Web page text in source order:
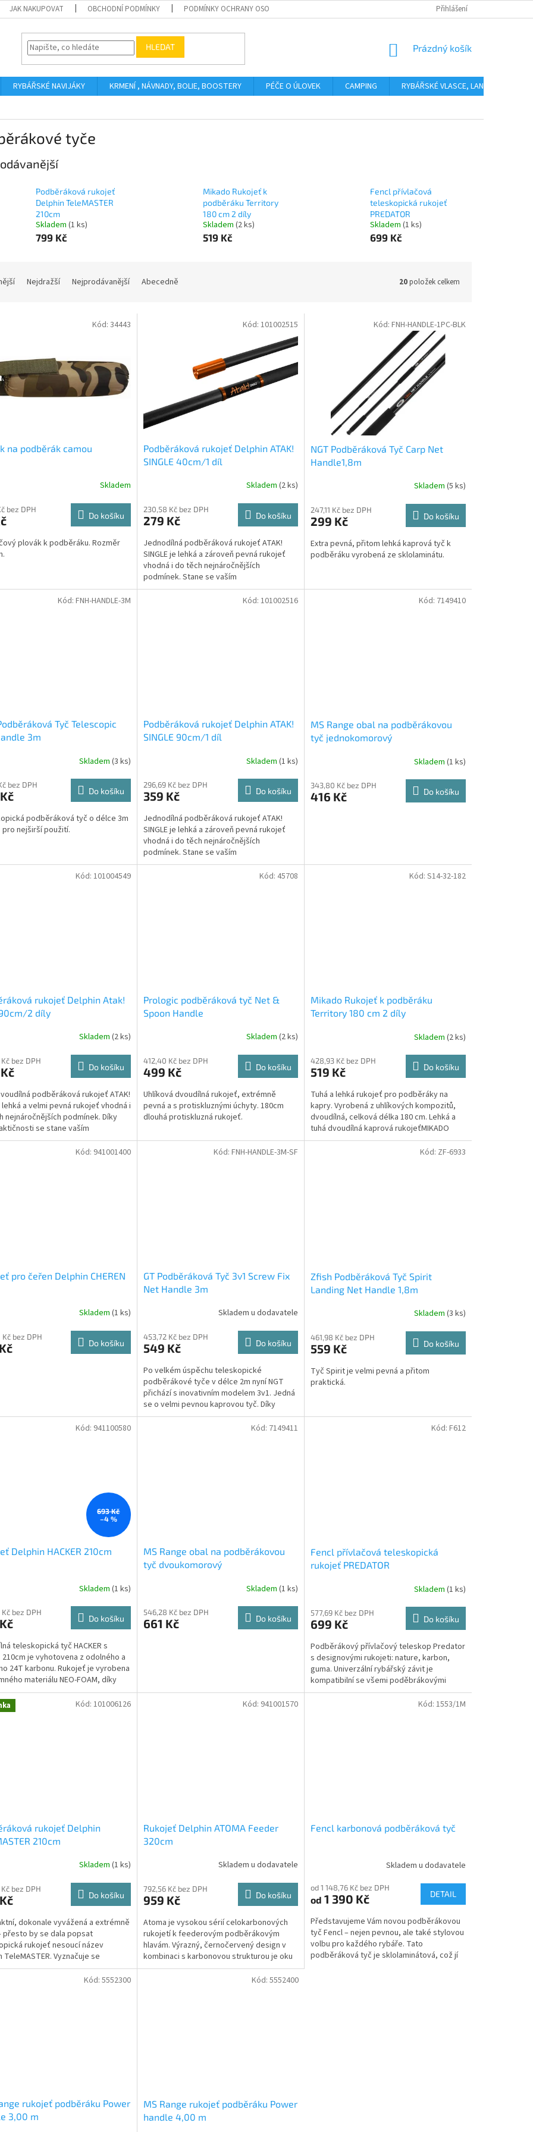
JAK NAKUPOVAT OBCHODNÍ PODMÍNKY PODMÍNKY OCHRANY OSOBNÍCH ÚDAJŮ Přihlášení
HLEDAT
NÁKUPNÍ
Prázdný košík
RYBÁŘSKÉ NAVIJÁKY KRMENÍ , NÁVNADY, BOLIE, BOOSTERY PÉČE O ÚLOVEK CAMPING RYBÁŘSKÉ VLASCE, LANKA, PLETENÉ
tyče
Podběráková rukojeť
Delphin TeleMASTER
210cm
Skladem (1 ks)
799 Kč
Mikado Rukojeť k
podběráku Territory
180 cm 2 díly
Skladem (2 ks)
519 Kč
Fencl přívlačová
teleskopická rukojeť
PREDATOR
Skladem (1 ks)
699 Kč
Nejdražší Nejprodávanější Abecedně 20položek celkem
na podběrák camou
Skladem
bez DPH
Do košíku
plovák k podběráku. Rozměr
Kód: 34443
Podběráková rukojeť Delphin ATAK!
SINGLE 40cm/1 díl
Skladem (2 ks)
230,58 Kč bez DPH
279 Kč Do košíku
Jednodílná podběráková rukojeť ATAK!
SINGLE je lehká a zároveň pevná rukojeť
vhodná i do těch nejnáročnějších
podmínek. Stane se vaším
neodmyslitelným společníkem při lovu ze...
Kód: 101002515
NGT Podběráková Tyč Carp Net
Handle1,8m
Skladem (5 ks)
247,11 Kč bez DPH
299 Kč Do košíku
Extra pevná, přitom lehká kaprová tyč k
podběráku vyrobená ze sklolaminátu.
Kód: FNH-HANDLE-1PC-BLK
Tyč Telescopic
3m
Skladem (3 ks)
bez DPH
Do košíku
podběráková tyč o délce 3m
pro nejširší použití.
Kód: FNH-HANDLE-3M
Podběráková rukojeť Delphin ATAK!
SINGLE 90cm/1 díl
Skladem (1 ks)
296,69 Kč bez DPH
359 Kč Do košíku
Jednodílná podběráková rukojeť ATAK!
SINGLE je lehká a zároveň pevná rukojeť
vhodná i do těch nejnáročnějších
podmínek. Stane se vaším
neodmyslitelným společníkem při lovu ze...
Kód: 101002516
MS Range obal na podběrákovou
tyč jednokomorový
Skladem (1 ks)
343,80 Kč bez DPH
416 Kč Do košíku
Kód: 7149410
rukojeť Delphin Atak!
2 díly
Skladem (2 ks)
bez DPH
Do košíku
podběráková rukojeť ATAK!
lehká a velmi pevná rukojeť vhodná i
nejnáročnějších podmínek. Díky
se stane vaším
Kód: 101004549
Prologic podběráková tyč Net &
Spoon Handle
Skladem (2 ks)
412,40 Kč bez DPH
499 Kč Do košíku
Uhlíková dvoudílná rukojeť, extrémně
pevná a s protiskluznými úchyty. 180cm
dlouhá protiskluzná rukojeť.
Kód: 45708
Mikado Rukojeť k podběráku
Territory 180 cm 2 díly
Skladem (2 ks)
428,93 Kč bez DPH
519 Kč Do košíku
Tuhá a lehká rukojeť pro podběráky na
kapry. Vyrobená z uhlíkových kompozitů,
dvoudílná, celková délka 180 cm. Lehká a
tuhá dvoudílná kaprová rukojeťMIKADO
Territory je...
Kód: S14-32-182
pro čeřen Delphin CHEREN
Skladem (1 ks)
bez DPH
Do košíku
Kód: 941001400
GT Podběráková Tyč 3v1 Screw Fix
Net Handle 3m
Skladem u dodavatele
453,72 Kč bez DPH
549 Kč Do košíku
Po velkém úspěchu teleskopické
podběrákové tyče v délce 2m nyní NGT
přichází s inovativním modelem 3v1. Jedná
se o velmi pevnou kaprovou tyč. Díky
mechanizmu fixace závitu lze...
Kód: FNH-HANDLE-3M-SF
Zfish Podběráková Tyč Spirit
Landing Net Handle 1,8m
Skladem (3 ks)
461,98 Kč bez DPH
559 Kč Do košíku
Tyč Spirit je velmi pevná a přitom
praktická.
Kód: ZF-6933
693 Kč
–4 %
Delphin HACKER 210cm
Skladem (1 ks)
bez DPH
Do košíku
teleskopická tyč HACKER s
je vyhotovena z odolného a
24T karbonu. Rukojeť je vyrobena
materiálu NEO-FOAM, díky
se ani mokrá...
Kód: 941100580
MS Range obal na podběrákovou
tyč dvoukomorový
Skladem (1 ks)
546,28 Kč bez DPH
661 Kč Do košíku
Kód: 7149411
Fencl přívlačová teleskopická
rukojeť PREDATOR
Skladem (1 ks)
577,69 Kč bez DPH
699 Kč Do košíku
Podběrákový přívlačový teleskop Predator
s designovými rukojeti: nature, karbon,
guma. Univerzální rybářský závit je
kompatibilní se všemi poděbrákovými
hlavami.
Kód: F612
rukojeť Delphin
210cm
Skladem (1 ks)
bez DPH
Do košíku
dokonale vyvážená a extrémně
přesto by se dala popsat
rukojeť nesoucí název
TeleMASTER. Vyznačuje se
vlastnostmi a přijatelnou...
Kód: 101006126
Rukojeť Delphin ATOMA Feeder
320cm
Skladem u dodavatele
792,56 Kč bez DPH
959 Kč Do košíku
Atoma je vysokou sérií celokarbonových
rukojetí k feederovým podběrákovým
hlavám. Výrazný, černočervený design v
kombinaci s karbonovou strukturou je oku
lahodící od první...
Kód: 941001570
Fencl karbonová podběráková tyč
Skladem u dodavatele
od 1 148,76 Kč bez DPH
od 1 390 Kč DETAIL
Představujeme Vám novou podběrákovou
tyč Fencl – nejen pevnou, ale také stylovou
volbu pro každého rybáře. Tato
podběráková tyč je sklolaminátová, což jí
Kód: 1553/1M
rukojeť podběráku Power
3,00 m
Kód: 5552300
MS Range rukojeť podběráku Power
handle 4,00 m
Kód: 5552400